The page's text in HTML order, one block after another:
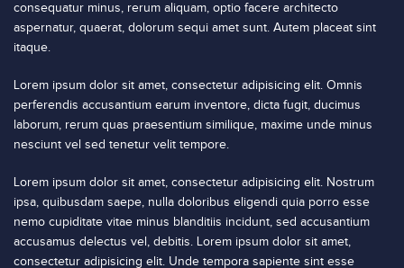
consequatur minus, rerum aliquam, optio facere architecto
aspernatur, quaerat, dolorum sequi amet sunt. Autem placeat sint
itaque.
Lorem ipsum dolor sit amet, consectetur adipisicing elit. Omnis
perferendis accusantium earum inventore, dicta fugit, ducimus
laborum, rerum quas praesentium similique, maxime unde minus
nesciunt vel sed tenetur velit tempore.
Lorem ipsum dolor sit amet, consectetur adipisicing elit. Nostrum
ipsa, quibusdam saepe, nulla doloribus eligendi quia porro esse
nemo cupiditate vitae minus blanditiis incidunt, sed accusantium
accusamus delectus vel, debitis. Lorem ipsum dolor sit amet,
consectetur adipisicing elit. Unde tempora sapiente sint esse